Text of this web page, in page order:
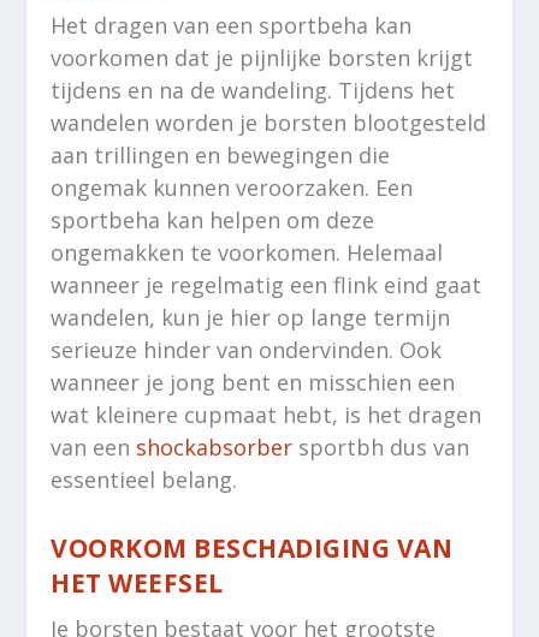
Het dragen van een sportbeha kan
voorkomen dat je pijnlijke borsten krijgt
tijdens en na de wandeling. Tijdens het
wandelen worden je borsten blootgesteld
aan trillingen en bewegingen die
ongemak kunnen veroorzaken. Een
sportbeha kan helpen om deze
ongemakken te voorkomen. Helemaal
wanneer je regelmatig een flink eind gaat
wandelen, kun je hier op lange termijn
serieuze hinder van ondervinden. Ook
wanneer je jong bent en misschien een
wat kleinere cupmaat hebt, is het dragen
van een shockabsorber sportbh dus van
essentieel belang.
VOORKOM BESCHADIGING VAN
HET WEEFSEL
Je borsten bestaat voor het grootste